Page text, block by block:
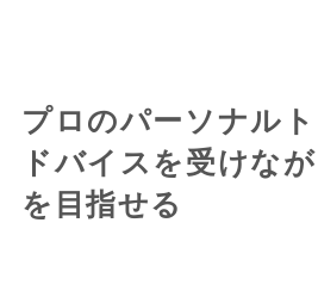
プロのパーソナル
ドバイスを受けな
を目指せる